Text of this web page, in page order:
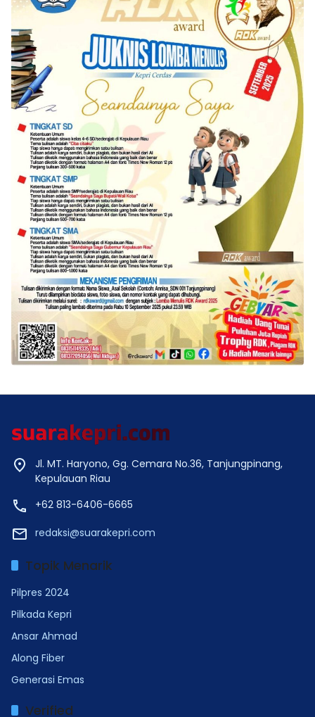
Jl. MT. Haryono, Gg. Cemara No.36, Tanjungpinang,
Kepulauan Riau
+62 813-6406-6665
redaksi@suarakepri.com
Topik Menarik
Pilpres 2024
Pilkada Kepri
Ansar Ahmad
Along Fiber
Generasi Emas
Verified